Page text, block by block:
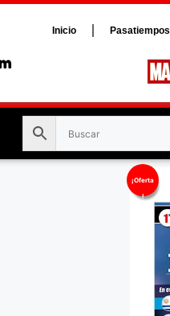
Inicio Pasatiempos
¡Oferta
!